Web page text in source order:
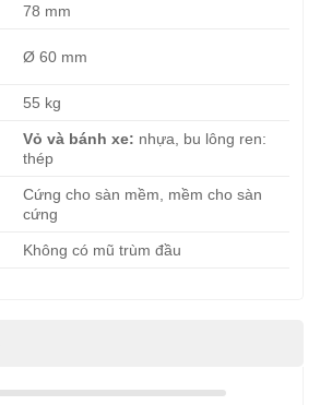
78 mm
Ø 60 mm
55 kg
Vỏ và bánh xe: nhựa, bu lông ren:
thép
Cứng cho sàn mềm, mềm cho sàn
cứng
Không có mũ trùm đầu